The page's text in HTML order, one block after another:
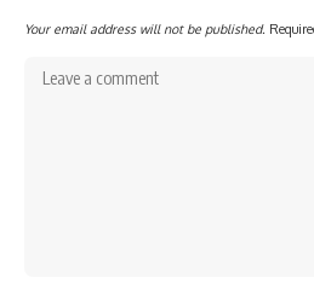
Your email address will not be published.